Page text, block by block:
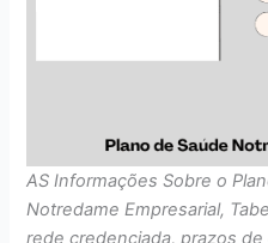
AS Informações Sobre o
Notredame Empresarial,
rede credenciada, prazos